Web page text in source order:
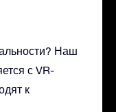
Наш
с VR-
к